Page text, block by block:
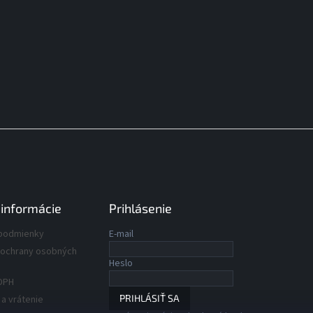
osobných
vrátenie
Prihlásenie
E-mail
Heslo
PRIHLÁSIŤ SA